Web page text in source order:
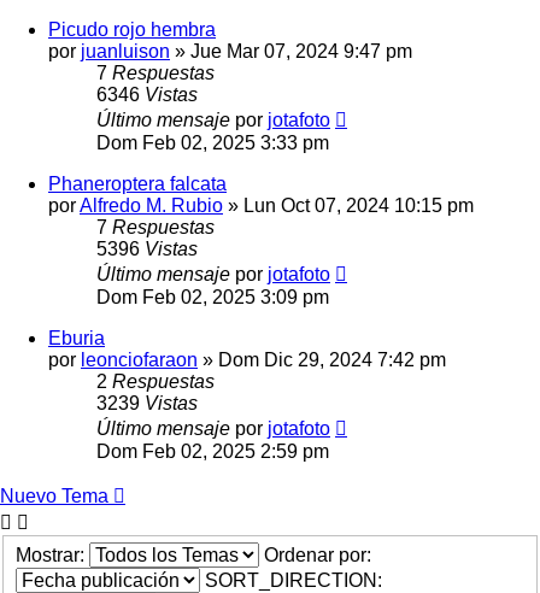
Picudo rojo hembra
por juanluison » Jue Mar 07, 2024 9:47 pm
7 Respuestas
6346 Vistas
Último mensaje por jotafoto
Dom Feb 02, 2025 3:33 pm
Phaneroptera falcata
porAlfredo M. Rubio » Lun Oct 07, 2024 10:15 pm
7 Respuestas
5396 Vistas
Último mensaje por jotafoto
Dom Feb 02, 2025 3:09 pm
Eburia
por leonciofaraon » Dom Dic 29, 2024 7:42 pm
2 Respuestas
3239 Vistas
Último mensaje por jotafoto
Dom Feb 02, 2025 2:59 pm
Nuevo Tema
Mostrar:
Ordenar por:
SORT_DIRECTION: